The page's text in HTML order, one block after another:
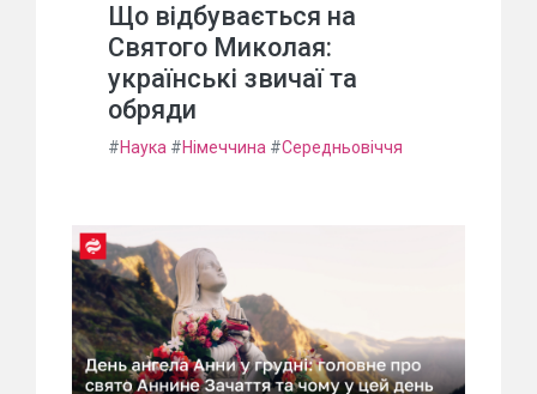
Що відбувається на
Святого Миколая:
українські звичаї та
обряди
#Наука #Німеччина #Середньовіччя